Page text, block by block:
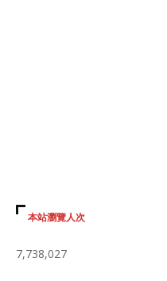
本站瀏覽人次
7,738,027